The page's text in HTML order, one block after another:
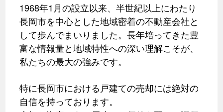
1968年1月の設立以来、半世紀以上にわたり
長岡市を中心とした地域密着の不動産会社と
して歩んでまいりました。長年培ってきた豊
富な情報量と地域特性への深い理解こそが、
私たちの最大の強みです。
特に長岡市における戸建ての売却には絶対の
自信を持っております。